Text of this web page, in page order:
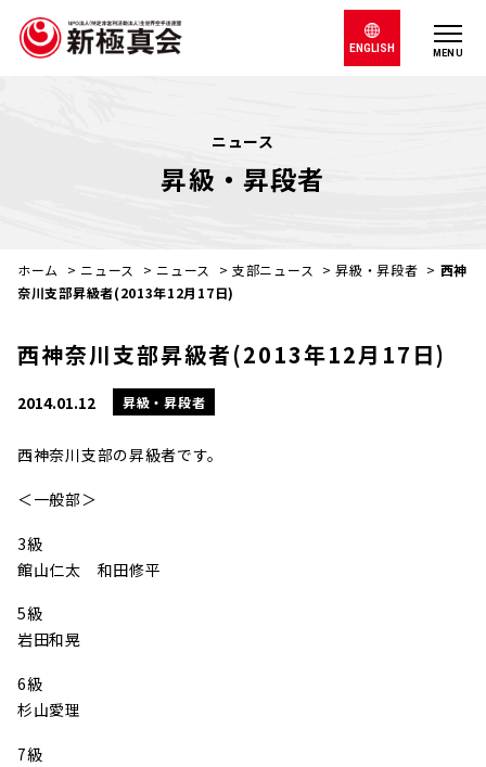
MENU
ENGLISH
ニュース
昇級・昇段者
ホーム > ニュース > ニュース >支部ニュース >昇級・昇段者 > 西神
奈川支部昇級者(2013年12月17日)
西神奈川支部昇級者(2013年12月17日)
2014.01.12 昇級・昇段者
西神奈川支部の昇級者です。
＜一般部＞
3級
館山仁太 和田修平
5級
岩田和晃
6級
杉山愛理
7級